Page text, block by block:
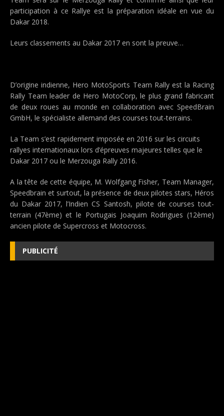
participation à ce Rallye est la préparation idéale en vue du
Dakar 2018.
Leurs classements au Dakar 2017 en sont la preuve…
D’origine indienne, Hero MotoSports Team Rally est la Racing
Rally Team leader de Hero MotoCorp, le plus grand fabricant
de deux roues au monde en collaboration avec SpeedBrain
GmbH, le spécialiste allemand des courses tout-terrains.
La Team s’est rapidement imposée en 2016 sur les circuits
rallyes internationaux lors d’épreuves majeures telles que le
Dakar 2017 ou le Merzouga Rally 2016.
A la tête de cette équipe, M. Wolfgang Fisher, Team Manager,
Speedbrain et surtout, la présence de deux pilotes stars, Héros
du Dakar 2017, l’Indien CS Santosh, pilote de courses tout-
terrain (47ème) et le Portugais Joaquim Rodrigues (12ème)
ancien pilote de Supercross et Motocross.
PUBLICITÉ